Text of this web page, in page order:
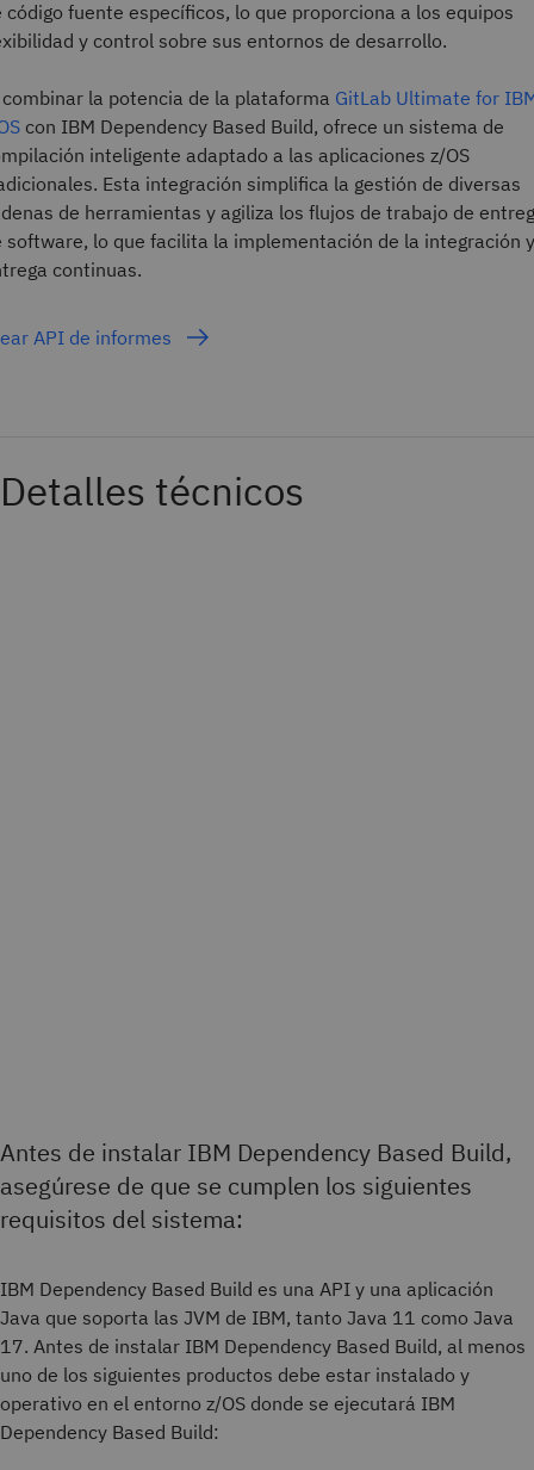
código fuente específicos, lo que proporciona a los equipos
y control sobre sus entornos de desarrollo.
la potencia de la plataforma GitLab Ultimate for
con IBM Dependency Based Build, ofrece un sistema de
inteligente adaptado a las aplicaciones z/OS
Esta integración simplifica la gestión de diversas
de herramientas y agiliza los flujos de trabajo de
software, lo que facilita la implementación de la integración y
continuas.
API de informes
Detalles técnicos
Antes de instalar IBM Dependency Based Build,
asegúrese de que se cumplen los siguientes
requisitos del sistema:
IBM Dependency Based Build es una API y una aplicación
Java que soporta las JVM de IBM, tanto Java 11 como Java
17. Antes de instalar IBM Dependency Based Build, al menos
uno de los siguientes productos debe estar instalado y
operativo en el entorno z/OS donde se ejecutará IBM
Dependency Based Build: